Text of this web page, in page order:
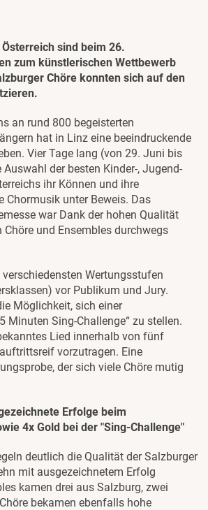
sind beim 26.
zum künstlerischen Wettbewerb
Chöre konnten sich auf den
an rund 800 begeisterten
hat in Linz eine beeindruckende
Vier Tage lang (von 29. Juni bis
der besten Kinder-, Jugend-
ihr Können und ihre
Chormusik unter Beweis. Das
war Dank der hohen Qualität
Chöre und Ensembles durchwegs
Wertungsstufen
vor Publikum und Jury.
Möglichkeit, sich einer
Minuten Sing-Challenge“ zu stellen.
Lied innerhalb von fünf
vorzutragen. Eine
der sich viele Chöre mutig
Erfolge beim
4x Gold bei der "Sing-Challenge"
deutlich die Qualität der Salzburger
mit ausgezeichnetem Erfolg
kamen drei aus Salzburg, zwei
bekamen ebenfalls hohe